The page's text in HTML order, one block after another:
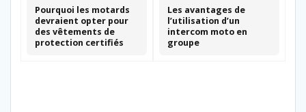
Pourquoi les motards
devraient opter pour
des vêtements de
protection certifiés
Les avantages de
l’utilisation d’un
intercom moto en
groupe